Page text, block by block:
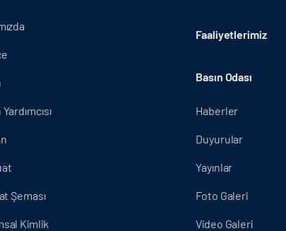
Şeması
Kimlik
Faaliyetlerimiz
Basın Odası
Haberler
Duyurular
Yayınlar
Foto Galeri
Video Galeri